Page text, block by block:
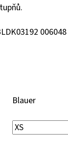
Blauer